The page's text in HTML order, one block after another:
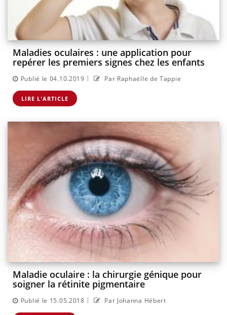
Maladies oculaires : une application pour
repérer les premiers signes chez les enfants
Publié le 04.10.2019 | Par Raphaëlle de Tappie
LIRE L'ARTICLE
Maladie oculaire : la chirurgie génique pour
soigner la rétinite pigmentaire
Publié le 15.05.2018 | Par Johanna Hébert